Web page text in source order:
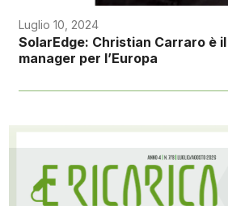
Luglio 10, 2024
SolarEdge: Christian Carraro è
manager per l’Europa